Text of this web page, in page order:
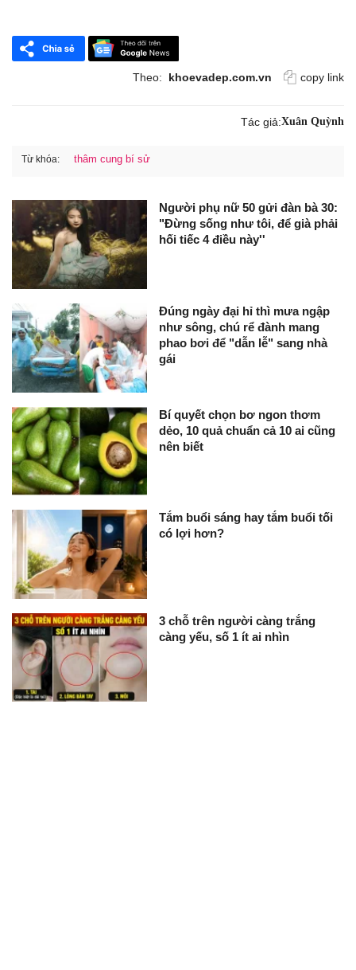
Theo: khoevadep.com.vn copy link
Tác giả:Xuân Quỳnh
Từ khóa: thâm cung bí sử
Người phụ nữ 50 gửi đàn bà 30:
"Đừng sống như tôi, để già phải
hối tiếc 4 điều này''
Đúng ngày đại hỉ thì mưa ngập
như sông, chú rể đành mang
phao bơi để "dẫn lễ" sang nhà
gái
Bí quyết chọn bơ ngon thơm
dẻo, 10 quả chuẩn cả 10 ai cũng
nên biết
Tắm buổi sáng hay tắm buổi tối
có lợi hơn?
3 chỗ trên người càng trắng
càng yếu, số 1 ít ai nhìn